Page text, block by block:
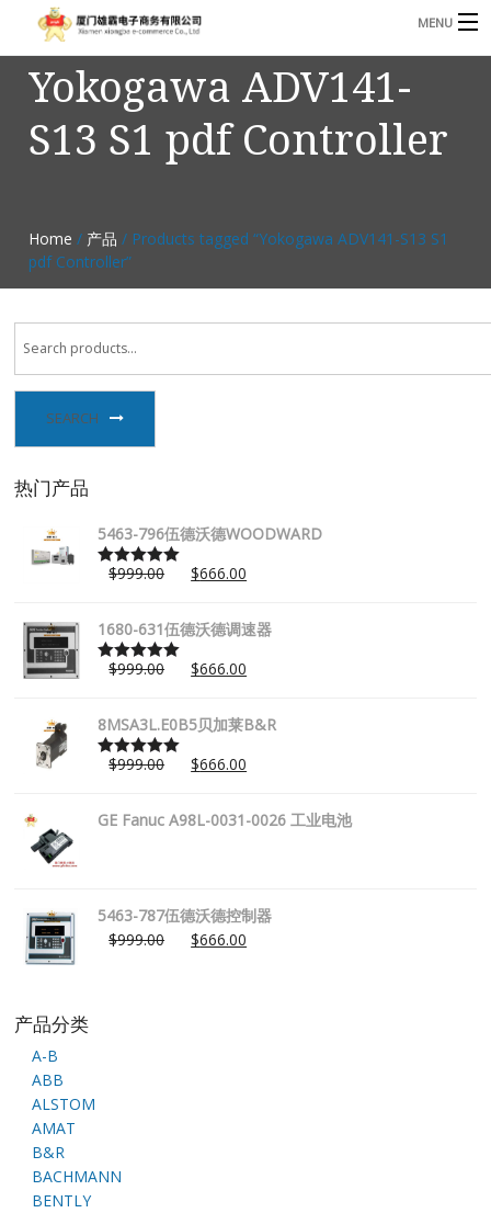
MENU
3221366881@qq.com Phone: +86 17750010683
首页
资讯
关于我们
联系我们
Yokogawa ADV141-
S13 S1 pdf Controller
Home / 产品 / Products tagged “Yokogawa ADV141-S13 S1
pdf Controller”
SEARCH
热门产品
5463-796伍德沃德WOODWARD
Rated5.00
$999.00 $666.00
1680-631伍德沃德调速器
Rated5.00
$999.00 $666.00
8MSA3L.E0B5贝加莱B&R
Rated5.00
$999.00 $666.00
GE Fanuc A98L-0031-0026 工业电池
5463-787伍德沃德控制器
$999.00 $666.00
产品分类
A-B
ABB
ALSTOM
AMAT
B&R
BACHMANN
BENTLY